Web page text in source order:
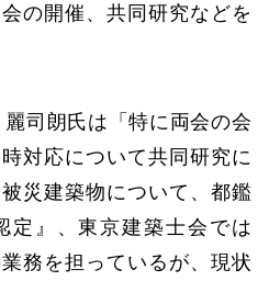
の開催、共同研究などを
司朗氏は「特に両会の会
対応について共同研究に
災建築物について、都鑑
定』、東京建築士会では
務を担っているが、現状